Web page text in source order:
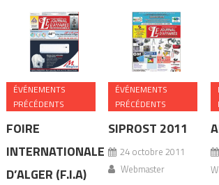
ÉVÉNEMENTS
PRÉCÉDENTS
FOIRE
INTERNATIONALE
D’ALGER (F.I.A)
ÉVÉNEMENTS
PRÉCÉDENTS
SIPROST 2011
24 octobre 2011
Webmaster